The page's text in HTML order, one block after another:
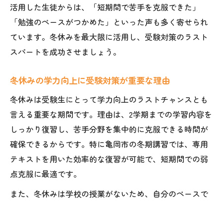
活用した生徒からは、「短期間で苦手を克服できた」
「勉強のペースがつかめた」といった声も多く寄せられ
ています。冬休みを最大限に活用し、受験対策のラスト
スパートを成功させましょう。
冬休みの学力向上に受験対策が重要な理由
冬休みは受験生にとって学力向上のラストチャンスとも
言える重要な期間です。理由は、2学期までの学習内容を
しっかり復習し、苦手分野を集中的に克服できる時間が
確保できるからです。特に亀岡市の冬期講習では、専用
テキストを用いた効率的な復習が可能で、短期間での弱
点克服に最適です。
また、冬休みは学校の授業がないため、自分のペースで